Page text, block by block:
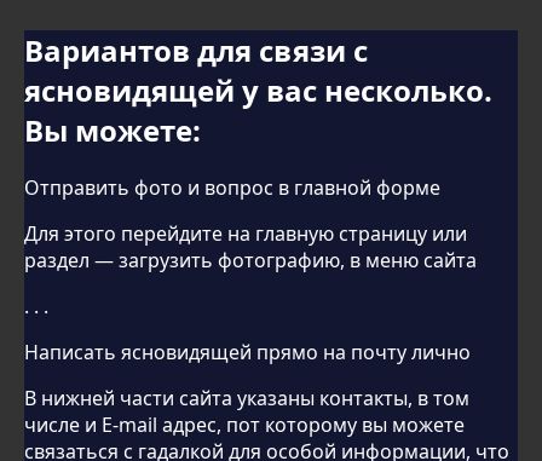
Вариантов для связи с
ясновидящей у вас несколько.
Вы можете:
Отправить фото и вопрос в главной форме
Для этого перейдите на главную страницу или
раздел — загрузить фотографию, в меню сайта
. . .
Написать ясновидящей прямо на почту лично
В нижней части сайта указаны контакты, в том
числе и E-mail адрес, пот которому вы можете
связаться с гадалкой для особой информации, что